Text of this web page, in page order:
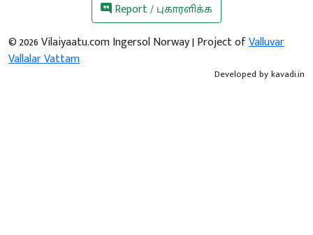
Report / புகாரளிக்க
©2026Vilaiyaatu.com Ingersol Norway | Project ofValluvar
Vallalar Vattam
Developed bykavadi.in